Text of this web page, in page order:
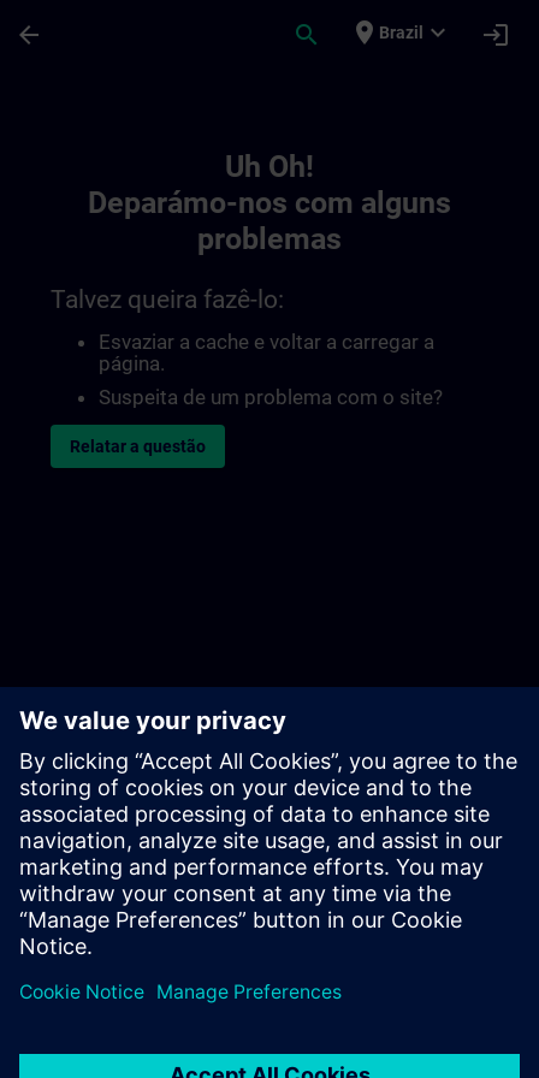
arrow_back search place Brazil expand_more login
Uh Oh!
Deparámo-nos com alguns
problemas
Talvez queira fazê-lo:
Esvaziar a cache e voltar a carregar a
página.
Suspeita de um problema com o site?
Relatar a questão